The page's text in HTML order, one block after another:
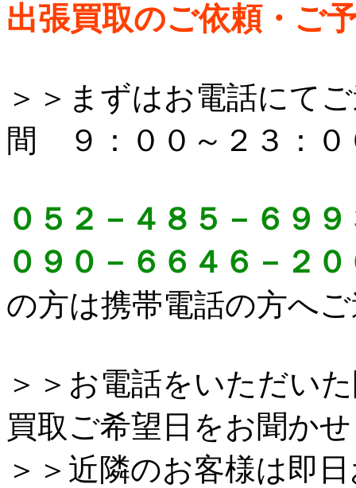
出張買取のご依頼・ご
＞＞まずはお電話にて
間 ９：００～２３：０
０５２－４８５－６９９
０９０－６６４６－２０
の方は携帯電話の方へ
＞＞お電話をいただい
買取ご希望日をお聞か
＞＞近隣のお客様は即